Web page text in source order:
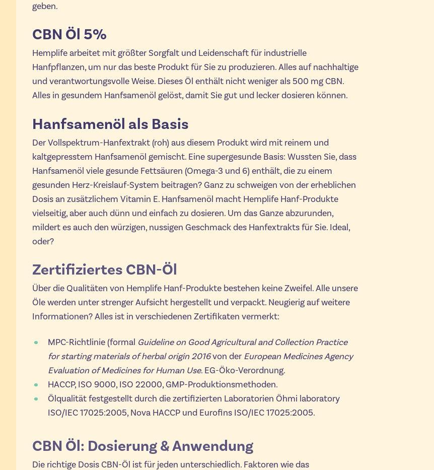
geben.
CBN Öl 5%
Hemplife arbeitet mit größter Sorgfalt und Leidenschaft für industrielle
Hanfpflanzen, um nur das beste Produkt für Sie zu produzieren. Alles auf nachhaltige
und verantwortungsvolle Weise. Dieses Öl enthält nicht weniger als 500 mg CBN.
Alles in gesundem Hanfsamenöl gelöst, damit Sie gut und lecker dosieren können.
Hanfsamenöl als Basis
Der Vollspektrum-Hanfextrakt (roh) aus diesem Produkt wird mit reinem und
kaltgepresstem Hanfsamenöl gemischt. Eine supergesunde Basis: Wussten Sie, dass
Hanfsamenöl viele gesunde Fettsäuren (Omega-3 und 6) enthält, die zu einem
gesunden Herz-Kreislauf-System beitragen? Ganz zu schweigen von der erheblichen
Dosis an zusätzlichem Vitamin E. Hanfsamenöl macht Hemplife Hanf-Produkte
vielseitig, aber auch dünn und einfach zu dosieren. Um das Ganze abzurunden,
mildert es auch den würzigen, nussigen Geschmack des Hanfextrakts für Sie. Ideal,
oder?
Zertifiziertes CBN-Öl
Über die Qualitäten von Hemplife Hanf-Produkte bestehen keine Zweifel. Alle unsere
Öle werden unter strenger Aufsicht hergestellt und verpackt. Neugierig auf weitere
Informationen? Alles ist in verschiedenen Zertifikaten vermerkt:
MPC-Richtlinie (formal Guideline on Good Agricultural and Collection Practice
for starting materials of herbal origin 2016von der European Medicines Agency
Evaluation of Medicines for Human Use. EG-Öko-Verordnung.
HACCP, ISO 9000, ISO 22000, GMP-Produktionsmethoden.
Ölqualität festgestellt durch die zertifizierten Laboratorien Öhmi laboratory
ISO/IEC 17025:2005, Nova HACCP und Eurofins ISO/IEC 17025:2005.
CBN Öl: Dosierung & Anwendung
Die richtige Dosis CBN-Öl ist für jeden unterschiedlich. Faktoren wie das